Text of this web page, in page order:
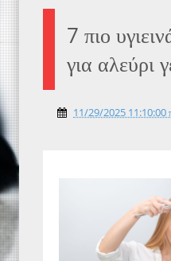
7 πιο
για αλεύρι
11/29/2025 11:10:00